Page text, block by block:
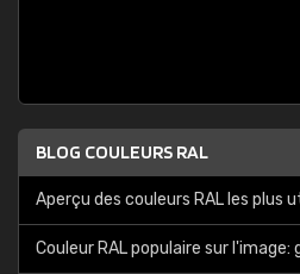
BLOG COULEURS RAL
Aperçu des couleurs RAL les plus
Couleur RAL populaire sur